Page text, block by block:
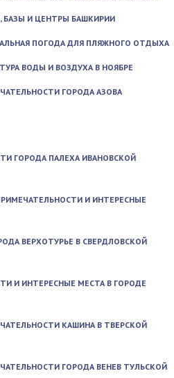
И ЦЕНТРЫ БАШКИРИИ
ПОГОДА ДЛЯ ПЛЯЖНОГО ОТДЫХА
ВОДЫ И ВОЗДУХА В НОЯБРЕ
ГОРОДА АЗОВА
ГОРОДА ПАЛЕХА ИВАНОВСКОЙ
И ИНТЕРЕСНЫЕ
ВЕРХОТУРЬЕ В СВЕРДЛОВСКОЙ
И ИНТЕРЕСНЫЕ МЕСТА В ГОРОДЕ
КАШИНА В ТВЕРСКОЙ
ГОРОДА ВЕНЕВ ТУЛЬСКОЙ